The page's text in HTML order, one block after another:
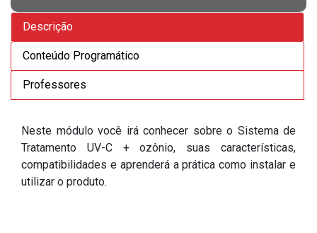
Descrição
Conteúdo Programático
Professores
Neste módulo você irá conhecer sobre o Sistema de
Tratamento UV-C + ozônio, suas características,
compatibilidades e aprenderá a prática como instalar e
utilizar o produto.